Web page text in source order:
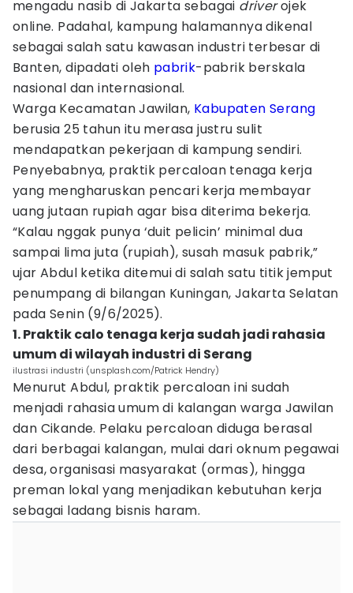
mengadu nasib di Jakarta sebagai driverojek
online. Padahal, kampung halamannya dikenal
sebagai salah satu kawasan industri terbesar di
Banten, dipadati oleh pabrik-pabrik berskala
nasional dan internasional.
Warga Kecamatan Jawilan, Kabupaten Serang
berusia 25 tahun itu merasa justru sulit
mendapatkan pekerjaan di kampung sendiri.
Penyebabnya, praktik percaloan tenaga kerja
yang mengharuskan pencari kerja membayar
uang jutaan rupiah agar bisa diterima bekerja.
“Kalau nggak punya ‘duit pelicin’ minimal dua
sampai lima juta (rupiah), susah masuk pabrik,”
ujar Abdul ketika ditemui di salah satu titik jemput
penumpang di bilangan Kuningan, Jakarta Selatan
pada Senin (9/6/2025).
1. Praktik calo tenaga kerja sudah jadi rahasia
umum di wilayah industri di Serang
ilustrasi industri (unsplash.com/Patrick Hendry)
Menurut Abdul, praktik percaloan ini sudah
menjadi rahasia umum di kalangan warga Jawilan
dan Cikande. Pelaku percaloan diduga berasal
dari berbagai kalangan, mulai dari oknum pegawai
desa, organisasi masyarakat (ormas), hingga
preman lokal yang menjadikan kebutuhan kerja
sebagai ladang bisnis haram.